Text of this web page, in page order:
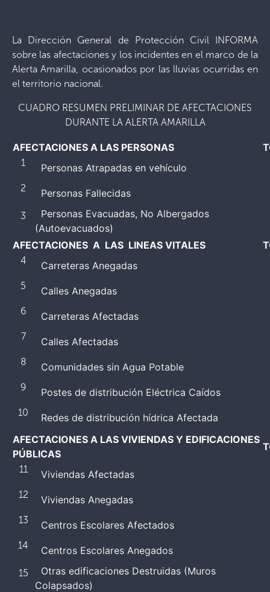
La Dirección General de Protección Civil INFORMA
sobre las afectaciones y los incidentes en el marco de la
Alerta Amarilla, ocasionados por las lluvias ocurridas en
el territorio nacional.
CUADRO RESUMEN PRELIMINAR DE AFECTACIONES
DURANTE LA ALERTA AMARILLA
AFECTACIONES A LAS PERSONAS
1 Personas Atrapadas en vehículo
2 Personas Fallecidas
3
Personas Evacuadas, No Albergados
(Autoevacuados)
AFECTACIONES A LAS LINEAS VITALES
4 Carreteras Anegadas
5 Calles Anegadas
6 Carreteras Afectadas
7 Calles Afectadas
8 Comunidades sin Agua Potable
9 Postes de distribución Eléctrica Caídos
10
Redes de distribución hídrica Afectada
AFECTACIONES A LAS VIVIENDAS Y EDIFICACIONES
PÚBLICAS
11 Viviendas Afectadas
12 Viviendas Anegadas
13 Centros Escolares Afectados
14 Centros Escolares Anegados
15
Otras edificaciones Destruidas (Muros
Colapsados)